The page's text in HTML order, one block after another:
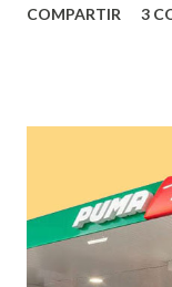
obtuvo un premio
ganador fue
Urbanización Las
¡Enhorabuena
COMPARTIR 3